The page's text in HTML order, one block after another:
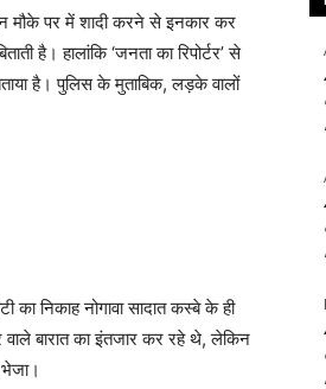
मौके पर में शादी करने से इनकार कर
है। हालांकि ‘जनता का रिपोर्टर’ से
है। पुलिस के मुताबिक, लड़के वालों
निकाह नोगावा सादात कस्बे के ही
बारात का इंतजार कर रहे थे, लेकिन